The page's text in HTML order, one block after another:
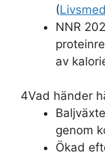
(
NNR
av
4Vad händer
genom
Ökad